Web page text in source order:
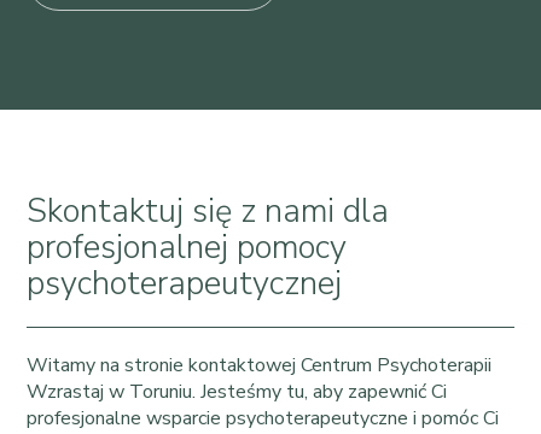
Skontaktuj się z nami dla
profesjonalnej pomocy
psychoterapeutycznej
Witamy na stronie kontaktowej Centrum Psychoterapii
Wzrastaj w Toruniu. Jesteśmy tu, aby zapewnić Ci
profesjonalne wsparcie psychoterapeutyczne i pomóc Ci